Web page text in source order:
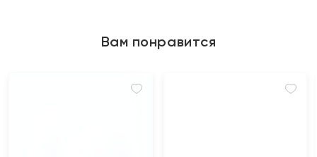
Вам понравится